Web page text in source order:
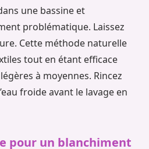
une bassine et
problématique. Laissez
Cette méthode naturelle
tout en étant efficace
à moyennes. Rincez
froide avant le lavage en
pour un blanchiment